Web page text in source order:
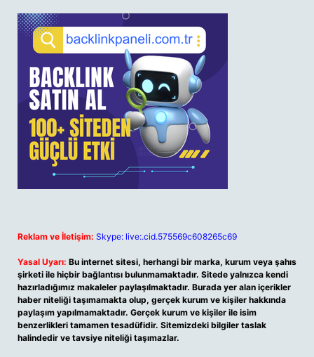
Reklam ve İletişim: Skype: live:.cid.575569c608265c69
Yasal Uyarı: Bu internet sitesi, herhangi bir marka, kurum veya şahıs
şirketi ile hiçbir bağlantısı bulunmamaktadır. Sitede yalnızca kendi
hazırladığımız makaleler paylaşılmaktadır. Burada yer alan içerikler
haber niteliği taşımamakta olup, gerçek kurum ve kişiler hakkında
paylaşım yapılmamaktadır. Gerçek kurum ve kişiler ile isim
benzerlikleri tamamen tesadüfidir. Sitemizdeki bilgiler taslak
halindedir ve tavsiye niteliği taşımazlar.